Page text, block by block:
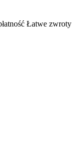
Łatwe zwroty